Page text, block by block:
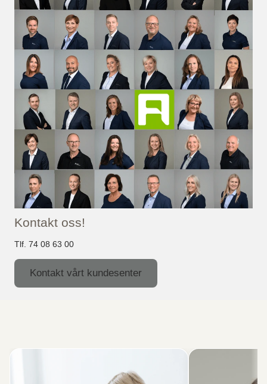
Kontakt oss!
Tlf. 74 08 63 00
Kontakt vårt kundesenter